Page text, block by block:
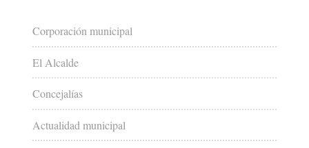
Corporación municipal
El Alcalde
Concejalías
Actualidad municipal